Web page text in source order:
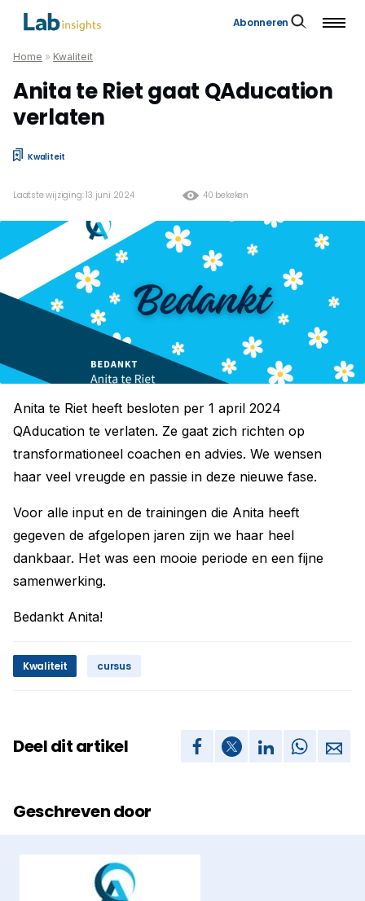
Abonneren
Home » Kwaliteit
Anita te Riet gaat QAducation
verlaten
Kwaliteit
40 bekeken
Laatste wijziging: 13 juni 2024
Anita te Riet heeft besloten per 1 april 2024
QAducation te verlaten. Ze gaat zich richten op
transformationeel coachen en advies. We wensen
haar veel vreugde en passie in deze nieuwe fase.
Voor alle input en de trainingen die Anita heeft
gegeven de afgelopen jaren zijn we haar heel
dankbaar. Het was een mooie periode en een fijne
samenwerking.
Bedankt Anita!
Kwaliteit cursus
Deel dit artikel
Geschreven door